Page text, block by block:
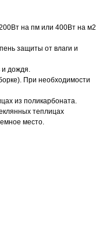
на пм или 400Вт на м2
защиты от влаги и
и дождя.
При необходимости
из поликарбоната.
теплицах
место.